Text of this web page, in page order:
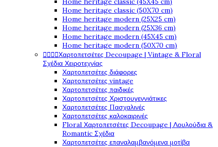
Home heritage classic (50X70 cm)
Home heritage modern (25X25 cm)
Home heritage modern (25X36 cm)
Home heritage modern (45X45 cm)
Home heritage modern (50X70 cm)
Χαρτοπετσέτες Decoupage | Vintage & Floral
Σχέδια Χειροτεχνίας
Χαρτοπετσέτες διάφορες
Χαρτοπετσέτες vintage
Χαρτοπετσέτες παιδικές
Χαρτοπετσέτες Χριστουγεννιάτικες
Χαρτοπετσέτες Πασχαλινές
Χαρτοπετσέτες καλοκαιρινές
Floral Χαρτοπετσέτες Decoupage | Λουλούδια &
Romantic Σχέδια
Χαρτοπετσέτες επαναλαμβανόμενα μοτίβα